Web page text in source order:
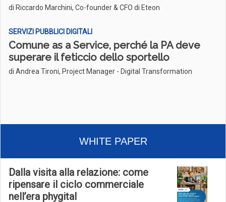
di Riccardo Marchini, Co-founder & CFO di Eteon
SERVIZI PUBBLICI DIGITALI
Comune as a Service, perché la PA deve
superare il feticcio dello sportello
di Andrea Tironi, Project Manager - Digital Transformation
WHITE PAPER
Dalla visita alla relazione: come
ripensare il ciclo commerciale
nell’era phygital